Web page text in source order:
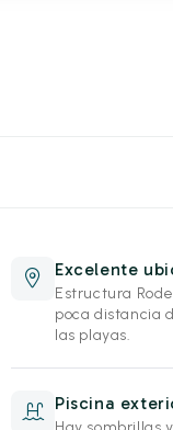
Excelente
Estructura
poca distancia
las playas.
Piscina